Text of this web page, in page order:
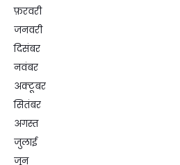
फ़रवरी
जनवरी
दिसंबर
नवंबर
अक्टूबर
सितंबर
अगस्त
जुलाई
जून